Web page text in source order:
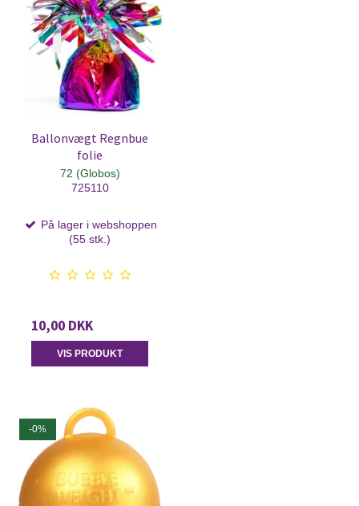
Ballonvægt Regnbue
folie
72 (Globos)
725110
På lager i webshoppen
(55 stk.)
10,00 DKK
VIS PRODUKT
-0%